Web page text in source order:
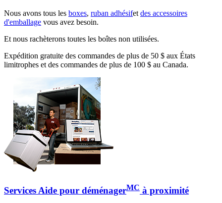
Nous avons tous les boxes, ruban adhésifet des accessoires
d'emballage vous avez besoin.
Et nous rachèterons toutes les boîtes non utilisées.
Expédition gratuite des commandes de plus de 50 $ aux États
limitrophes et des commandes de plus de 100 $ au Canada.
Services Aide pour déménagerMC à proximité